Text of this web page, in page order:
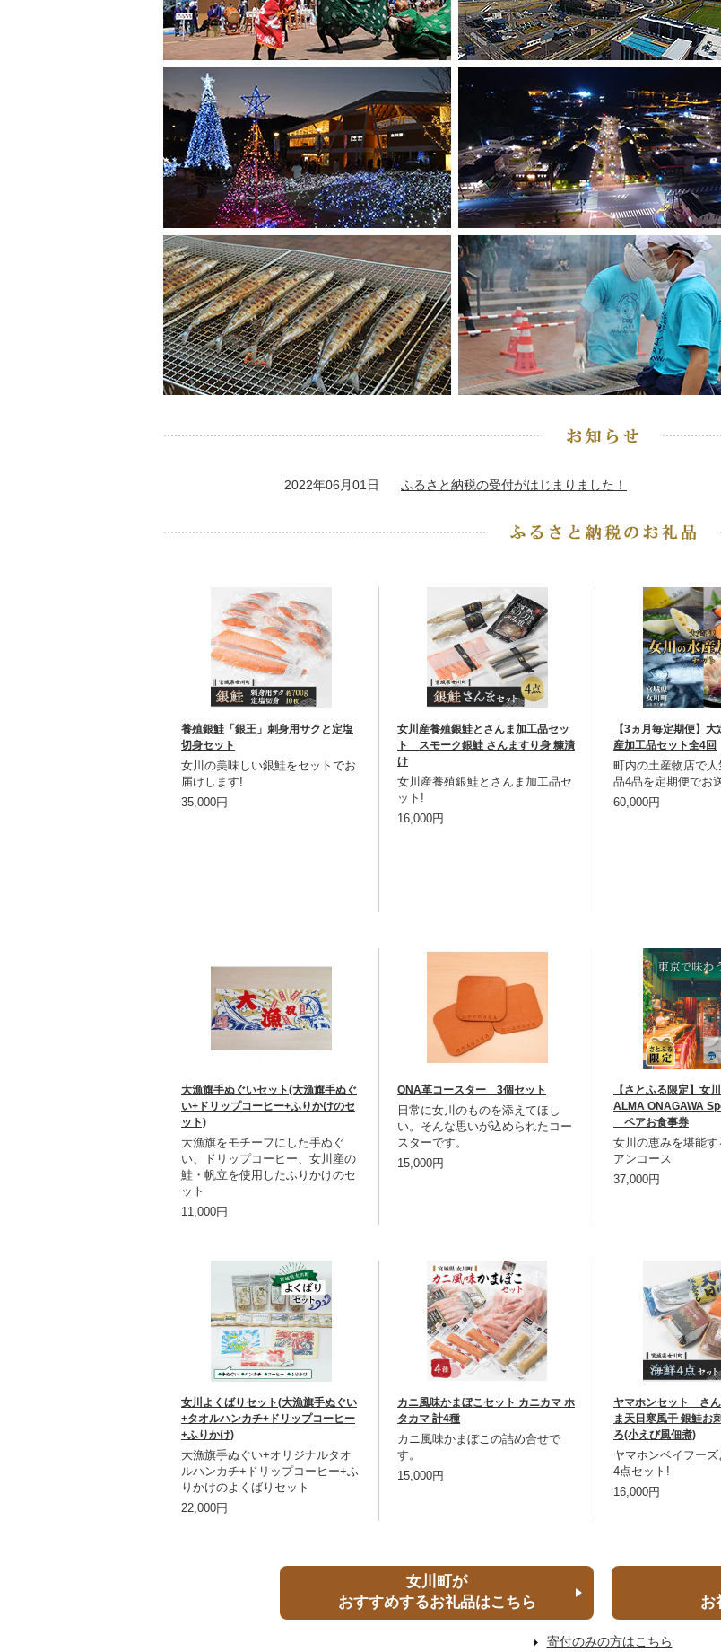
2022年06月01日 ふるさと納税の受付がはじまりました！
養殖銀鮭「銀王」刺身用サクと定塩
切身セット
女川の美味しい銀鮭をセットでお
届けします!
35,000円
女川産養殖銀鮭とさんま加工品セッ
ト スモーク銀鮭 さんますり身 糠漬
け
女川産養殖銀鮭とさんま加工品セ
ット!
16,000円
【3ヵ月毎定期便】
産加工品セット全4回
町内の土産物店で
品4品を定期便でお
60,000円
大漁旗手ぬぐいセット(大漁旗手ぬぐ
い+ドリップコーヒー+ふりかけのセ
ット)
大漁旗をモチーフにした手ぬぐ
い、ドリップコーヒー、女川産の
鮭・帆立を使用したふりかけのセ
ット
11,000円
ONA革コースター 3個セット
日常に女川のものを添えてほし
い。そんな思いが込められたコー
スターです。
15,000円
【さとふる限定】女
ALMA ONAGAWA
ペアお食事券
女川の恵みを堪能す
アンコース
37,000円
女川よくばりセット(大漁旗手ぬぐい
+タオルハンカチ+ドリップコーヒー
+ふりかけ)
大漁旗手ぬぐい+オリジナルタオ
ルハンカチ+ドリップコーヒー+ふ
りかけのよくばりセット
22,000円
カニ風味かまぼこセット カニカマ ホ
タカマ 計4種
カニ風味かまぼこの詰め合せで
す。
15,000円
ヤマホンセット さ
ま天日寒風干 銀鮭お
ろ(小えび風佃煮)
ヤマホンベイフー
4点セット!
16,000円
女川町が
おすすめするお礼品はこちら
お
寄付のみの方はこちら